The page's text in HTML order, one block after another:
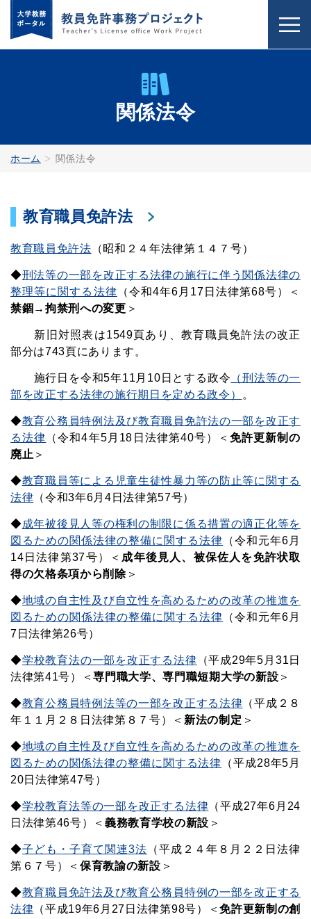
関係法令
ホーム 関係法令
教育職員免許法
教育職員免許法 （昭和２４年法律第１４７号）
◆刑法等の一部を改正する法律の施行に伴う関係法律の
整理等に関する法律 （令和4年6月17日法律第68号）＜
禁錮→拘禁刑への変更 ＞
新旧対照表は1549頁あり、教育職員免許法の改正
部分は743頁にあります。
施行日を令和5年11月10日とする政令 （刑法等の一
部を改正する法律の施行期日を定める政令）
。
◆教育公務員特例法及び教育職員免許法の一部を改正す
る法律 （令和4年5月18日法律第40号）＜ 免許更新制の
廃止 ＞
◆教育職員等による児童生徒性暴力等の防止等に関する
法律 （令和3年6月4日法律第57号）
◆成年被後見人等の権利の制限に係る措置の適正化等を
図るための関係法律の整備に関する法律 （令和元年6月
14日法律第37号）＜ 成年後見人、被保佐人を免許状取
得の欠格条項から削除＞
◆地域の自主性及び自立性を高めるための改革の推進を
図るための関係法律の整備に関する法律 （令和元年6月
7日法律第26号）
◆学校教育法の一部を改正する法律 （平成29年5月31日
法律第41号）＜専門職大学、専門職短期大学の新設 ＞
◆教育公務員特例法等の一部を改正する法律 （平成２８
年１１月２８日法律第８７号）＜ 新法の制定 ＞
◆地域の自主性及び自立性を高めるための改革の推進を
図るための関係法律の整備に関する法律 （平成28年5月
20日法律第47号）
◆学校教育法等の一部を改正する法律 （平成27年6月24
日法律第46号）＜義務教育学校の新設 ＞
◆子ども・子育て関連3法 （平成２４年８月２２日法律
第６７号）＜保育教諭の新設 ＞
◆教育職員免許法及び教育公務員特例の一部を改正する
法律 （平成19年6月27日法律第98号）＜免許更新制の創